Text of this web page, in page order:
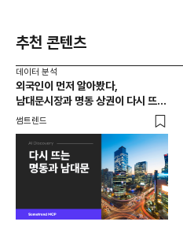
추천 콘텐츠
데이터 분석
외국인이 먼저 알아봤다,
남대문시장과 명동 상권이 다시 뜨는
이유는 뭘까
썸트렌드